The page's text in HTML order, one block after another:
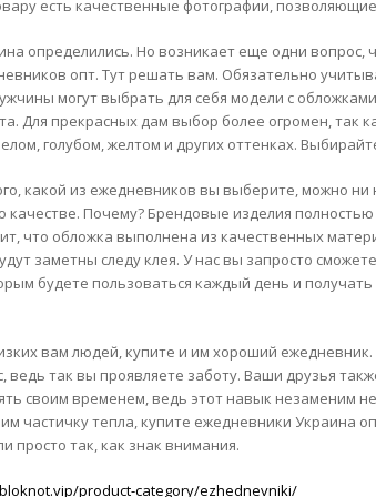
есть качественные фотографии,
определились. Но возникает еще одни вопрос,
опт. Тут решать вам. Обязательно
могут выбрать для себя модели с
Для прекрасных дам выбор более огромен, так
голубом, желтом и других оттенках.
какой из ежедневников вы выберите, можно ни
качестве. Почему? Брендовые изделия
что обложка выполнена из качественных
заметны следу клея. У нас вы запросто
будете пользоваться каждый день и
вам людей, купите и им хороший
ведь так вы проявляете заботу. Ваши друзья
своим временем, ведь этот навык незаменим
частичку тепла, купите ежедневники Украина
просто так, как знак внимания.
product-category/ezhednevniki/